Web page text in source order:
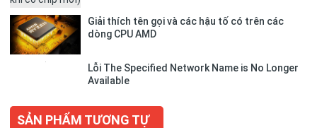
Giải thích tên gọi và các hậu tố có trên các
dòng CPU AMD
Lỗi The Specified Network Name is No Longer
Available
SẢN PHẨM TƯƠNG TỰ